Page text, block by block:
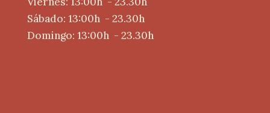
Sábado: 13:00h - 23.30h
Domingo: 13:00h - 23.30h